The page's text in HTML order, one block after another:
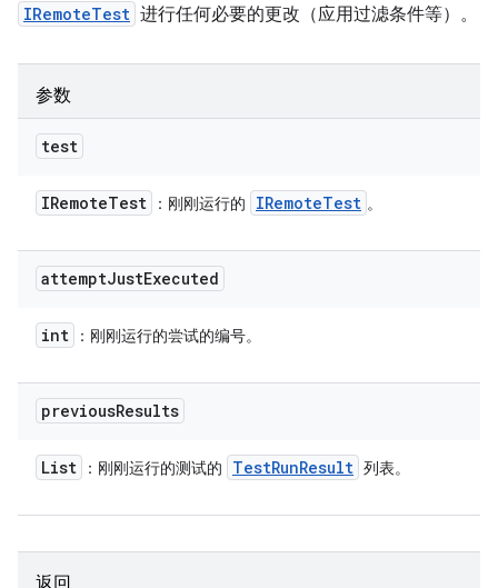
IRemoteTest 进行任何必要的更改（应用过滤条件等）。
参数
test
IRemoteTest ：刚刚运行的 IRemoteTest 。
attemptJustExecuted
int ：刚刚运行的尝试的编号。
previousResults
List ：刚刚运行的测试的 TestRunResult 列表。
返回